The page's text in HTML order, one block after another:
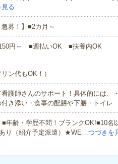
る
急募！】■2カ月～
円～ ■週払いOK ■扶養内OK
ン代もOK！）
護師さんのサポート！具体的には、
き添い・食事の配膳や下膳・トイレ
年齢・学歴不問！ブランクOK!■10名
り（紹介予定派遣）★WE…つづきを